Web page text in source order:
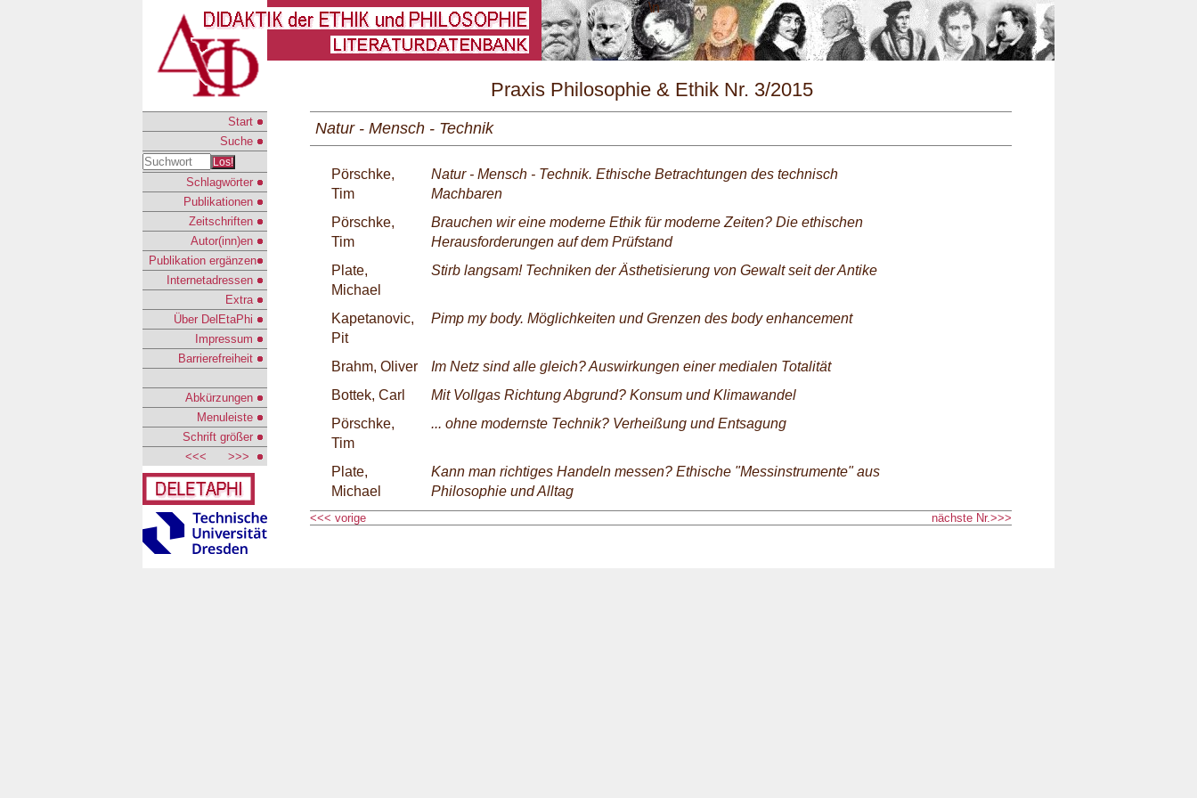
\n
Start
Suche
Los!
Schlagwörter
Publikationen
Zeitschriften
Autor(inn)en
Publikation ergänzen
Internetadressen
Extra
Über DelEtaPhi
Impressum
Barrierefreiheit
Abkürzungen
Menuleiste
Schrift größer
<<<
>>>
Praxis Philosophie & Ethik Nr. 3/2015
Natur - Mensch - Technik
Pörschke,
Tim
Natur - Mensch - Technik. Ethische Betrachtungen des technisch
Machbaren
Pörschke,
Tim
Brauchen wir eine moderne Ethik für moderne Zeiten? Die ethischen
Herausforderungen auf dem Prüfstand
Plate,
Michael
Stirb langsam! Techniken der Ästhetisierung von Gewalt seit der Antike
Kapetanovic,
Pit
Pimp my body. Möglichkeiten und Grenzen des body enhancement
Brahm, Oliver
Im Netz sind alle gleich? Auswirkungen einer medialen Totalität
Bottek, Carl
Mit Vollgas Richtung Abgrund? Konsum und Klimawandel
Pörschke,
Tim
... ohne modernste Technik? Verheißung und Entsagung
Plate,
Michael
Kann man richtiges Handeln messen? Ethische "Messinstrumente" aus
Philosophie und Alltag
<<< vorige nächste Nr.>>>